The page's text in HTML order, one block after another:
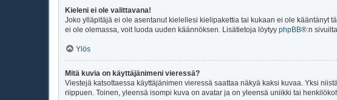
Kieleni ei ole valittavana!
Joko ylläpitäjä ei ole asentanut kielellesi kielipakettia tai kukaan ei ole kääntänyt
ei ole olemassa, voit luoda uuden käännöksen. Lisätietoja löytyy phpBB®:n
Ylös
Mitä kuvia on käyttäjänimeni vieressä?
Viestejä katsottaessa käyttäjänimen vieressä saattaa näkyä kaksi kuvaa. Yksi
riippuen. Toinen, yleensä isompi kuva on avatar ja on yleensä uniikki tai